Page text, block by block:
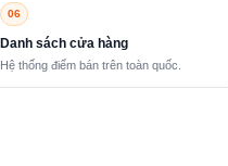
06
Danh sách cửa hàng
Hệ thống điểm bán trên toàn quốc.